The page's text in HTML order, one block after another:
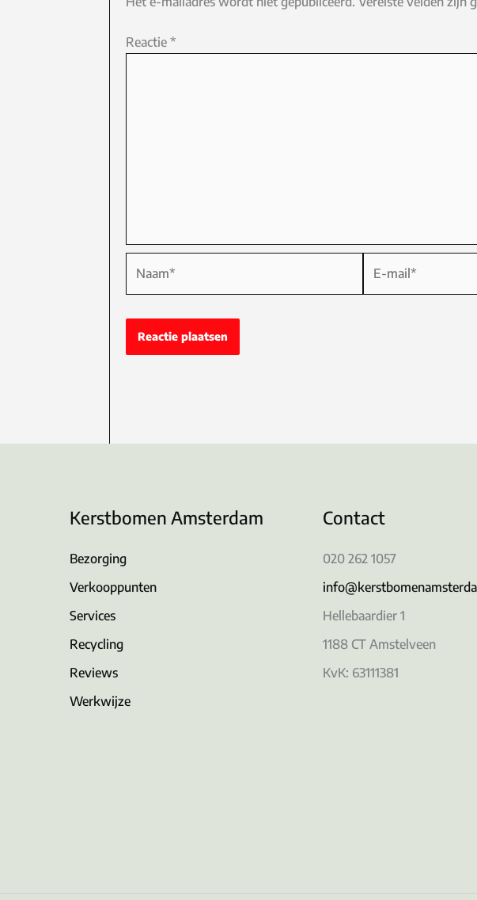
Reactie*
Kerstbomen Amsterdam
Bezorging
Verkooppunten
Services
Recycling
Reviews
Werkwijze
Contact
020 262 1057
Hellebaardier 1
1188 CT Amstelveen
KvK: 63111381